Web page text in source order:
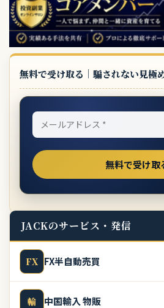
無料で受け取る｜騙されない見極
JACKのサービス・発信
FX FX半自動売買
輸 中国輸入 物販